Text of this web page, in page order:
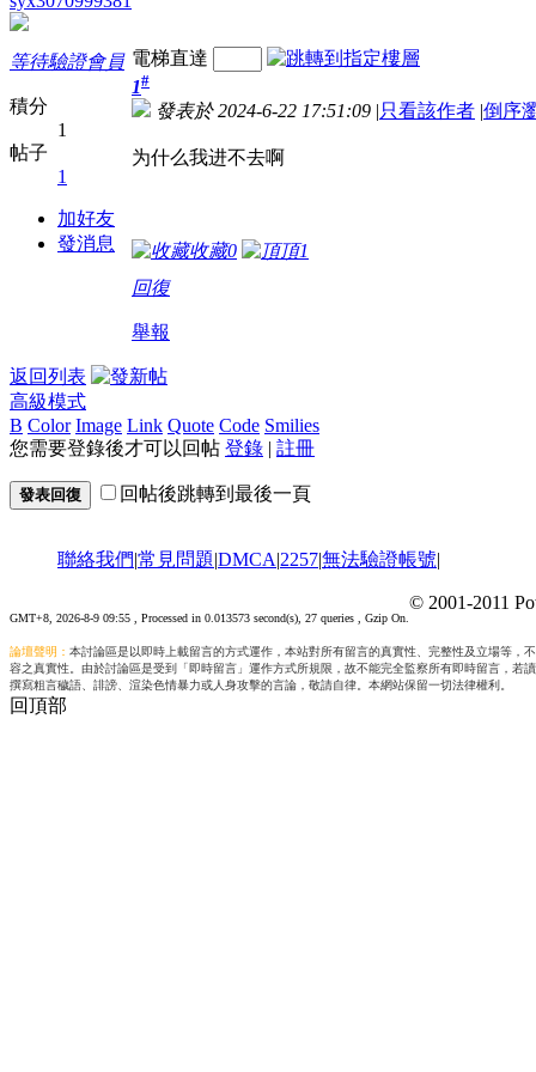
等待驗證會員
積分
1
帖子
1
加好友
發消息
電梯直達
1#
發表於 2024-6-22 17:51:09 |只看該作者 |倒序
为什么我进不去啊
收藏0 頂1
回復
舉報
返回列表
高級模式
B Color Image Link Quote Code Smilies
您需要登錄後才可以回帖 登錄 | 註冊
發表回復 回帖後跳轉到最後一頁
聯絡我們|常見問題|DMCA|2257|無法驗證帳號|
GMT+8, 2026-8-9 09:55 , Processed in 0.013573 second(s), 27 queries , Gzip On.
© 2001-2011
論壇聲明： 本討論區是以即時上載留言的方式運作，本站對所有留言的真實性、完整性及立場等
容之真實性。由於討論區是受到「即時留言」運作方式所規限，故不能完全監察所有即時留言，
撰寫粗言穢語、誹謗、渲染色情暴力或人身攻擊的言論，敬請自律。本網站保留一切法律權利。
回頂部